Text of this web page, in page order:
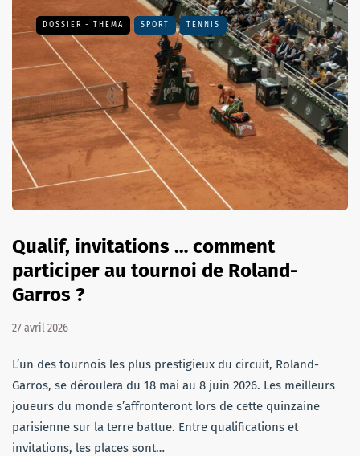
DOSSIER - THEMA SPORT TENNIS
Qualif, invitations … comment
participer au tournoi de Roland-
Garros ?
27 avril 2026
L’un des tournois les plus prestigieux du circuit, Roland-
Garros, se déroulera du 18 mai au 8 juin 2026. Les meilleurs
joueurs du monde s’affronteront lors de cette quinzaine
parisienne sur la terre battue. Entre qualifications et
invitations, les places sont…